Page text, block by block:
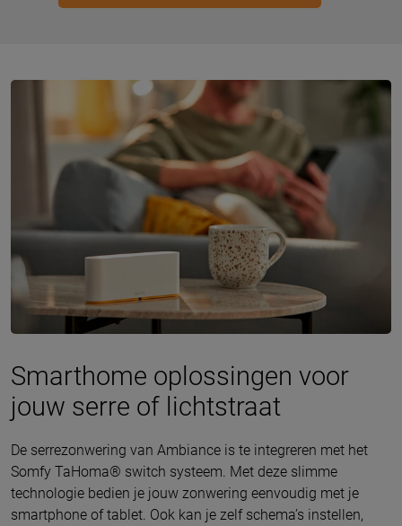
Smarthome oplossingen voor
jouw serre of lichtstraat
De serrezonwering van Ambiance is te integreren met het
Somfy TaHoma® switch systeem. Met deze slimme
technologie bedien je jouw zonwering eenvoudig met je
smartphone of tablet. Ook kan je zelf schema’s instellen,